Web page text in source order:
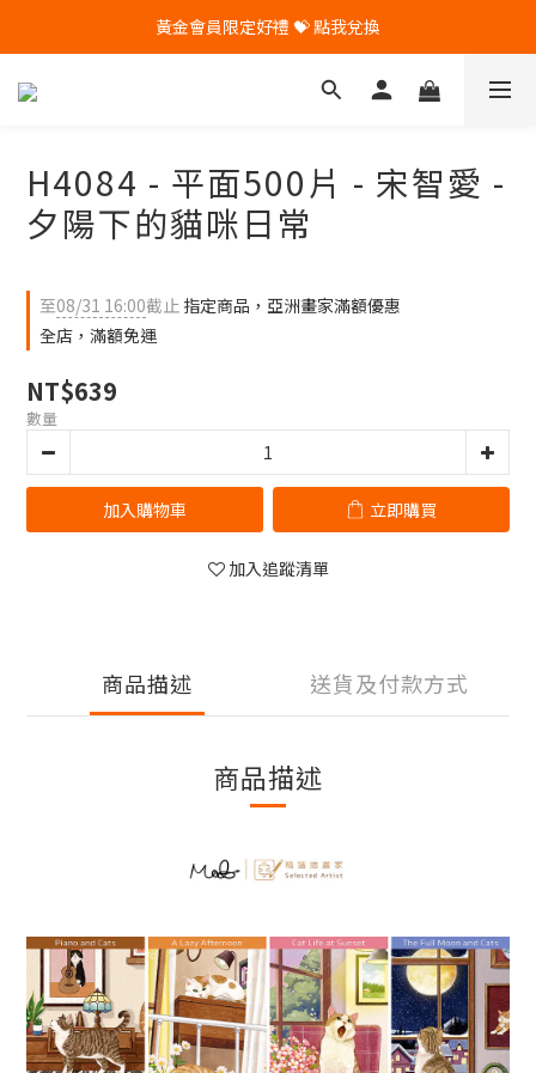
🎁 Pintoo送您專屬生日禮 🎁
黃金會員限定好禮 💝 點我兌換
🎁 Pintoo送您專屬生日禮 🎁
H4084 - 平面500片 - 宋智愛 -
夕陽下的貓咪日常
至08/31 16:00截止 指定商品，亞洲畫家滿額優惠
全店，滿額免運
NT$639
數量
加入購物車 立即購買
加入追蹤清單
商品描述 送貨及付款方式
商品描述